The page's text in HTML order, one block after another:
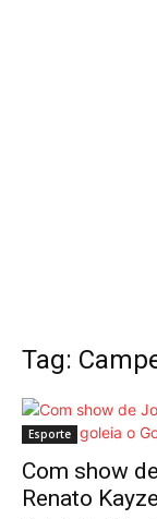
Tag:
Esporte
Com show
Renato